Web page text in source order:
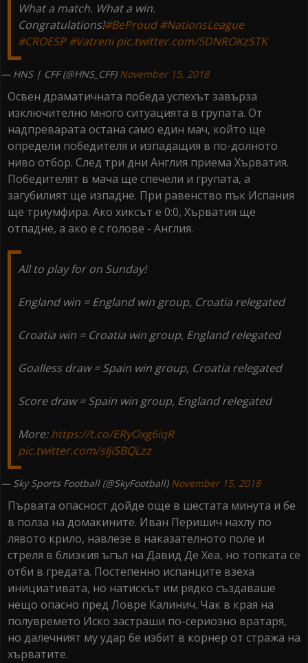
What a match. What a win.
Congratulations!#BeProud #NationsLeague
#CROESP #Vatreni pic.twitter.com/5DNROKzSTK
— HNS | CFF (@HNS_CFF) November 15, 2018
Освен драматичната победа успехът завърза
изключително много ситуацията в групата. От
надпреварата остана само един мач, който ще
определи победителя и изпадащия в по-долното
ниво отбор. След три дни Англия приема Хърватия.
Победителят в мача ще спечели и групата, а
загубилият ще изпадне. При равенство пък Испания
ще триумфира. Ако хиксът е 0:0, Хърватия ще
отпадне, а ако е с голове - Англия.
All to play for on Sunday!
England win = England win group, Croatia relegated
Croatia win = Croatia win group, England relegated
Goalless draw = Spain win group, Croatia relegated
Score draw = Spain win group, England relegated
More:https://t.co/ERyOxg6iqR
pic.twitter.com/sIjiSBQLzz
— Sky Sports Football (@SkyFootball) November 15, 2018
Първата опасност дойде още в шестата минута и бе
в полза на домакините. Иван Перишич нахлу по
лявото крило, навлезе в наказателното поле и
стреля в близкия ъгъл на Давид Де Хеа, но топката се
отби в гредата. Постепенно испанците взеха
инициативата, но натискът им рядко създаваше
нещо опасно пред Ловре Калинич. Чак в края на
полувремето Иско застраши по-сериозно вратаря,
но далечният му удар бе избит в корнер от стража на
хърватите.